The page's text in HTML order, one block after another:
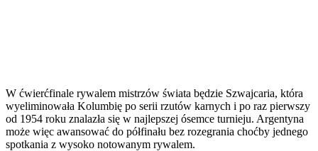
W ćwierćfinale rywalem mistrzów świata będzie Szwajcaria, która
wyeliminowała Kolumbię po serii rzutów karnych i po raz pierwszy
od 1954 roku znalazła się w najlepszej ósemce turnieju. Argentyna
może więc awansować do półfinału bez rozegrania choćby jednego
spotkania z wysoko notowanym rywalem.